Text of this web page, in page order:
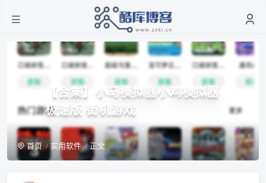
【合集】小马模拟器小鸡模拟器
极速版 街机游戏
首页 实用软件 正文